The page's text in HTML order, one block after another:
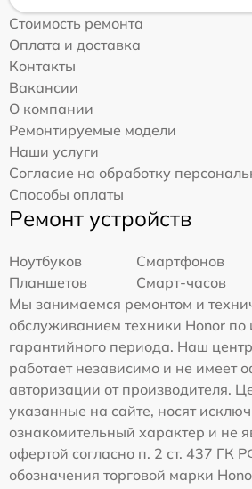
Стоимость ремонта
Оплата и доставка
Контакты
Вакансии
О компании
Ремонтируемые модели
Наши услуги
Согласие на обработку
Способы оплаты
Ремонт устройств
Ноутбуков
Смартфонов
Планшетов
Смарт-часов
Мы занимаемся ремонтом и
обслуживанием техники Honor по
гарантийного периода. Наш
работает независимо и не имеет
авторизации от производителя.
указанные на сайте, носят
ознакомительный характер и не
офертой согласно п. 2 ст. 437 ГК
обозначения торговой марки